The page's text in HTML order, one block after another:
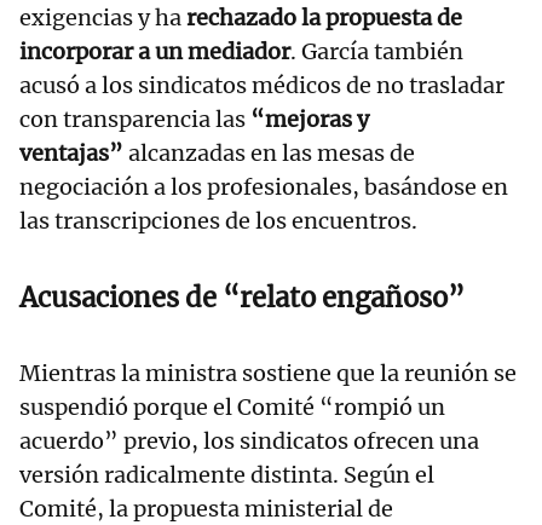
exigencias y harechazado la propuesta de
incorporar a un mediador. García también
acusó a los sindicatos médicos de no trasladar
con transparencia las “mejoras y
ventajas” alcanzadas en las mesas de
negociación a los profesionales, basándose en
las transcripciones de los encuentros.
Acusaciones de “relato engañoso”
Mientras la ministra sostiene que la reunión se
suspendió porque el Comité “rompió un
acuerdo” previo, los sindicatos ofrecen una
versión radicalmente distinta. Según el
Comité, la propuesta ministerial de